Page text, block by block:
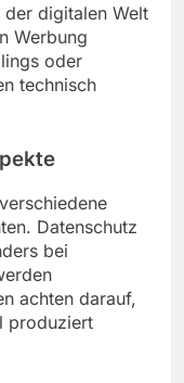
digitalen Welt
Werbung
oder
technisch
Datenschutz
bei
achten darauf,
produziert